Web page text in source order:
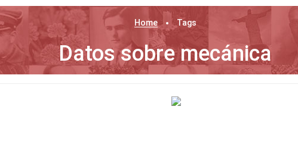
Home Tags
Datos sobre mecánica